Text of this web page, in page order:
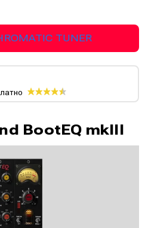
TUNER
BootEQ mkIII